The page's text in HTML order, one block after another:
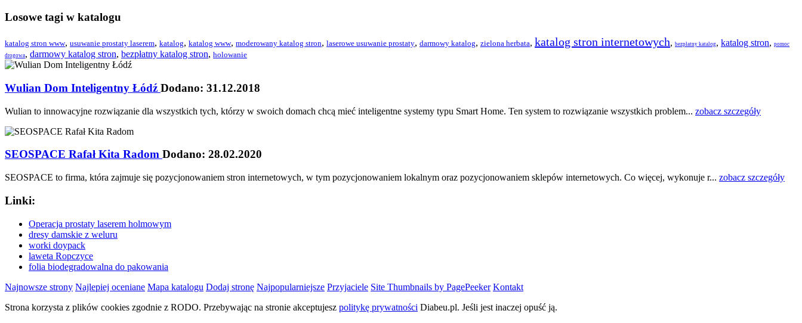
Losowe tagi w katalogu
katalog stron www, usuwanie prostaty laserem, katalog, katalog www, moderowany katalog stron, laserowe usuwanie prostaty, darmowy katalog, zielona herbata, katalog stron internetowych, bezpłatny katalog, katalog stron, pomoc
drogowa, darmowy katalog stron, bezpłatny katalog stron, holowanie
Wulian Dom Inteligentny Łódź Dodano: 31.12.2018
Wulian to innowacyjne rozwiązanie dla wszystkich tych, którzy w swoich domach chcą mieć inteligentne systemy typu Smart Home. Ten system to rozwiązanie wszystkich problem... zobacz szczegóły
SEOSPACE Rafał Kita Radom Dodano: 28.02.2020
SEOSPACE to firma, która zajmuje się pozycjonowaniem stron internetowych, w tym pozycjonowaniem lokalnym oraz pozycjonowaniem sklepów internetowych. Co więcej, wykonuje r... zobacz szczegóły
Linki:
Operacja prostaty laserem holmowym
dresy damskie z weluru
worki doypack
laweta Ropczyce
folia biodegradowalna do pakowania
Najnowsze strony Najlepiej oceniane Mapa katalogu Dodaj stronę Najpopularniejsze Przyjaciele Site Thumbnails by PagePeeker Kontakt
Strona korzysta z plików cookies zgodnie z RODO. Przebywając na stronie akceptujesz politykę prywatności Diabeu.pl. Jeśli jest inaczej opuść ją.